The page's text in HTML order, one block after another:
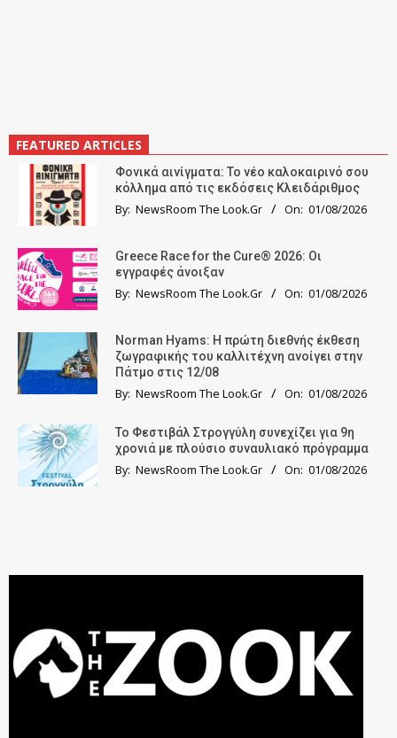
FEATURED ARTICLES
Φονικά αινίγματα: Το νέο καλοκαιρινό σου
κόλλημα από τις εκδόσεις Κλειδάριθμος
By: NewsRoom The Look.Gr On: 01/08/2026
Greece Race for the Cure® 2026: Οι
εγγραφές άνοιξαν
By: NewsRoom The Look.Gr On: 01/08/2026
Norman Hyams: Η πρώτη διεθνής έκθεση
ζωγραφικής του καλλιτέχνη ανοίγει στην
Πάτμο στις 12/08
By: NewsRoom The Look.Gr On: 01/08/2026
Το Φεστιβάλ Στρογγύλη συνεχίζει για 9η
χρονιά με πλούσιο συναυλιακό πρόγραμμα
By: NewsRoom The Look.Gr On: 01/08/2026